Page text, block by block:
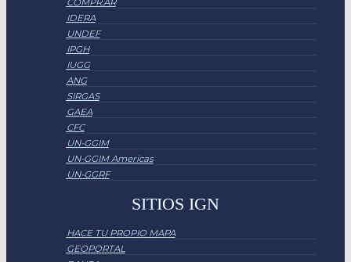
COMPR.AR
IDERA
UNDEF
IPGH
IUGG
ANG
SIRGAS
GAEA
CFC
UN-GGIM
UN-GGIM Americas
UN-GGRF
SITIOS IGN
HACE TU PROPIO MAPA
GEOPORTAL